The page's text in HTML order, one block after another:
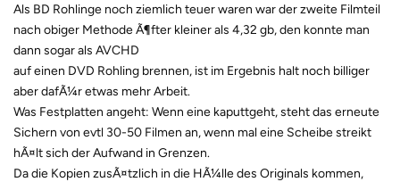
Als BD Rohlinge noch ziemlich teuer waren war der zweite Filmteil
nach obiger Methode Ã¶fter kleiner als 4,32 gb, den konnte man
dann sogar als AVCHD
auf einen DVD Rohling brennen, ist im Ergebnis halt noch billiger
aber dafÃ¼r etwas mehr Arbeit.
Was Festplatten angeht: Wenn eine kaputtgeht, steht das erneute
Sichern von evtl 30-50 Filmen an, wenn mal eine Scheibe streikt
hÃ¤lt sich der Aufwand in Grenzen.
Da die Kopien zusÃ¤tzlich in die HÃ¼lle des Originals kommen,